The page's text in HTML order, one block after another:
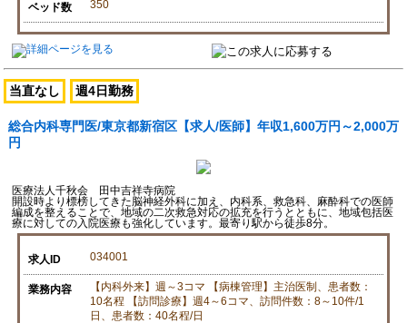
ベッド数 350
当直なし 週4日勤務
総合内科専門医/東京都新宿区【求人/医師】年収1,600万円～2,000万
円
医療法人千秋会 田中吉祥寺病院
開設時より標榜してきた脳神経外科に加え、内科系、救急科、麻酔科での医師
編成を整えることで、地域の二次救急対応の拡充を行うとともに、地域包括医
療に対しての入院医療も強化しています。最寄り駅から徒歩8分。
求人ID 034001
業務内容
【内科外来】週～3コマ 【病棟管理】主治医制、患者数：
10名程 【訪問診療】週4～6コマ、訪問件数：8～10件/1
日、患者数：40名程/日